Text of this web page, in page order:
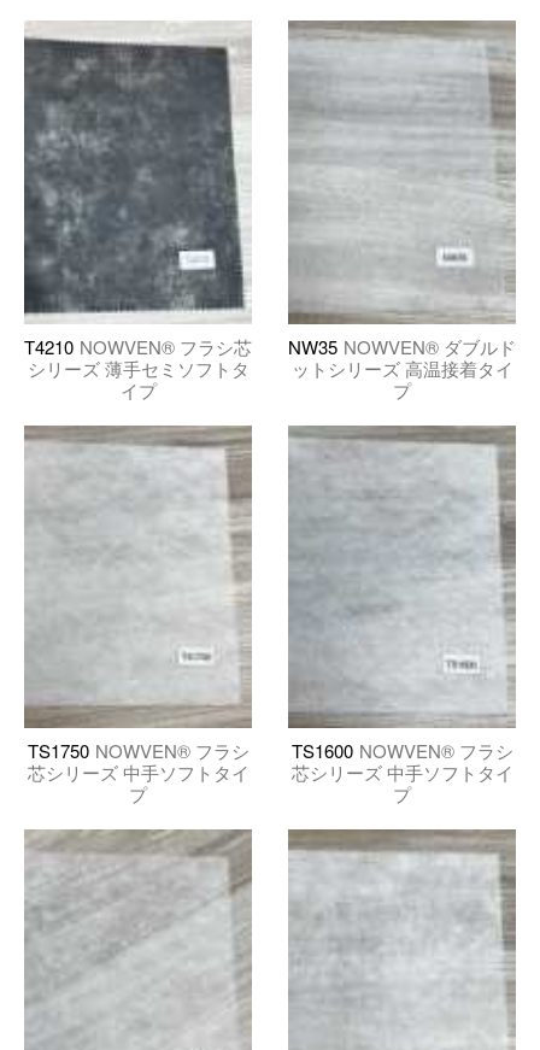
T4210 NOWVEN® フラシ芯
シリーズ 薄手セミソフトタ
イプ
NW35 NOWVEN® ダブルド
ットシリーズ 高温接着タイ
プ
TS1750 NOWVEN® フラシ
芯シリーズ 中手ソフトタイ
プ
TS1600 NOWVEN® フラシ
芯シリーズ 中手ソフトタイ
プ